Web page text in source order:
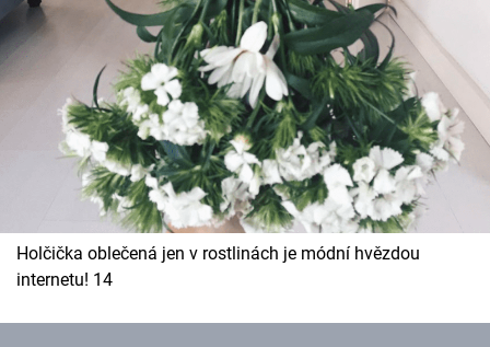
Holčička oblečená jen v rostlinách je módní hvězdou
internetu! 14